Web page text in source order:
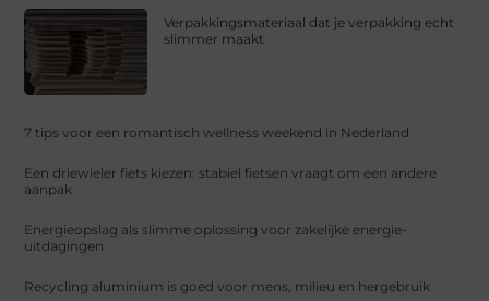
Verpakkingsmateriaal dat je verpakking echt
slimmer maakt
7 tips voor een romantisch wellness weekend in Nederland
Een driewieler fiets kiezen: stabiel fietsen vraagt om een andere
aanpak
Energieopslag als slimme oplossing voor zakelijke energie-
uitdagingen
Recycling aluminium is goed voor mens, milieu en hergebruik